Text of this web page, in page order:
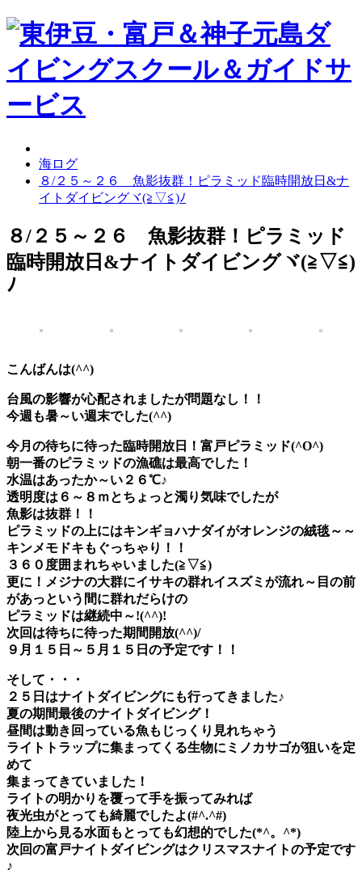
海ログ
８/２５～２６ 魚影抜群！ピラミッド臨時開放日&ナ
イトダイビングヾ(≧▽≦)ﾉ
８/２５～２６ 魚影抜群！ピラミッド
臨時開放日&ナイトダイビングヾ(≧▽≦)
ﾉ
こんばんは(^^)
台風の影響が心配されましたが問題なし！！
今週も暑～い週末でした(^^)
今月の待ちに待った臨時開放日！富戸ピラミッド(^O^)
朝一番のピラミッドの漁礁は最高でした！
水温はあったか～い２６℃♪
透明度は６～８ｍとちょっと濁り気味でしたが
魚影は抜群！！
ピラミッドの上にはキンギョハナダイがオレンジの絨毯～～
キンメモドキもぐっちゃり！！
３６０度囲まれちゃいました(≧▽≦)
更に！メジナの大群にイサキの群れイスズミが流れ～目の前
があっという間に群れだらけの
ピラミッドは継続中～!(^^)!
次回は待ちに待った期間開放(^^)/
９月１５日～５月１５日の予定です！！
そして・・・
２５日はナイトダイビングにも行ってきました♪
夏の期間最後のナイトダイビング！
昼間は動き回っている魚もじっくり見れちゃう
ライトトラップに集まってくる生物にミノカサゴが狙いを定
めて
集まってきていました！
ライトの明かりを覆って手を振ってみれば
夜光虫がとっても綺麗でしたよ(#^.^#)
陸上から見る水面もとっても幻想的でした(*^。^*)
次回の富戸ナイトダイビングはクリスマスナイトの予定です
♪